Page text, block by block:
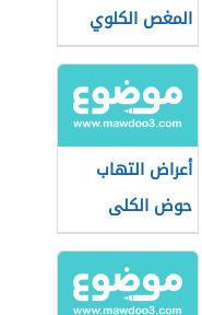
المغص الكلوي
أعراض التهاب
حوض الكلى